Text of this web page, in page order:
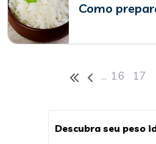
Como
… 16 17
Descubra seu peso